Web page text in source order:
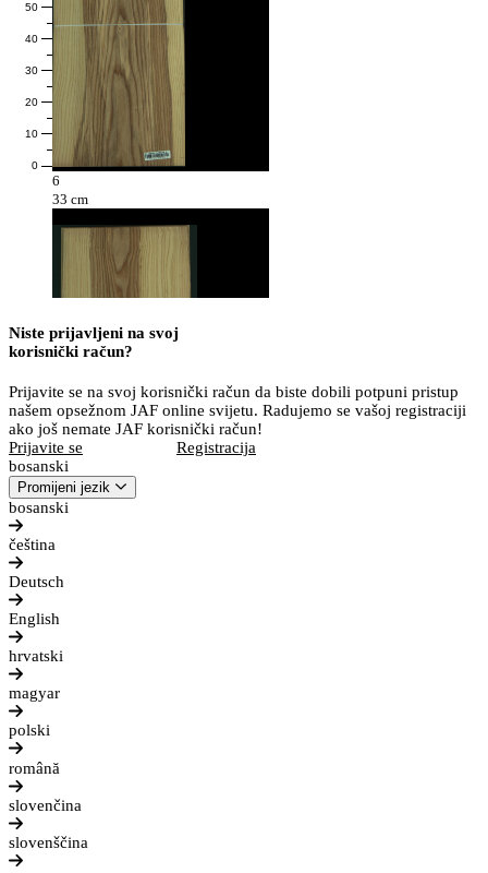
0
10
20
30
40
50
6
33 cm
Niste prijavljeni na svoj
korisnički račun?
Prijavite se na svoj korisnički račun da biste dobili potpuni pristup
našem opsežnom JAF online svijetu. Radujemo se vašoj registraciji
ako još nemate JAF korisnički račun!
Prijavite se
Registracija
bosanski
Promijeni jezik
bosanski
čeština
Deutsch
English
hrvatski
magyar
polski
română
slovenčina
slovenščina